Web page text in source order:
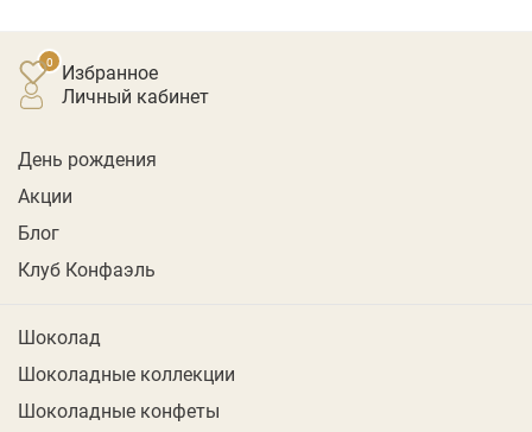
Избранное
личный кабинет
День рождения
Акции
Блог
Клуб Конфаэль
Шоколад
Шоколадные коллекции
Шоколадные конфеты